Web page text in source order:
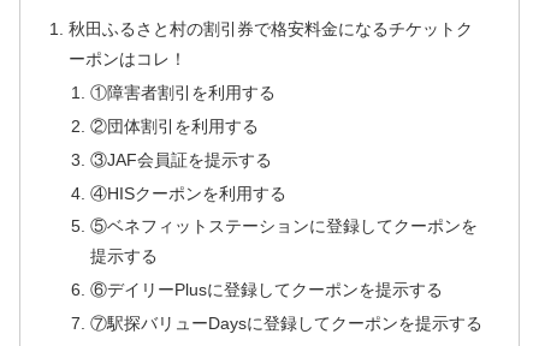
秋田ふるさと村の割引券で格安料金になるチケットク
ーポンはコレ！
①障害者割引を利用する
②団体割引を利用する
③JAF会員証を提示する
④HISクーポンを利用する
⑤ベネフィットステーションに登録してクーポンを
提示する
⑥デイリーPlusに登録してクーポンを提示する
⑦駅探バリューDaysに登録してクーポンを提示する